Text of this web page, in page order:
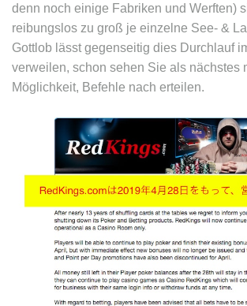
denn noch einige Fabriken und Werften)
reibungslos zu groß je einzelne See- &
Gottlob lässt gegenseitig dies Durchlauf
verweilen, schon sehen Sie als nächstes
Möglichkeit, Befehle nach erteilen.